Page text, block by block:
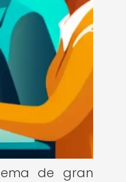
de gran